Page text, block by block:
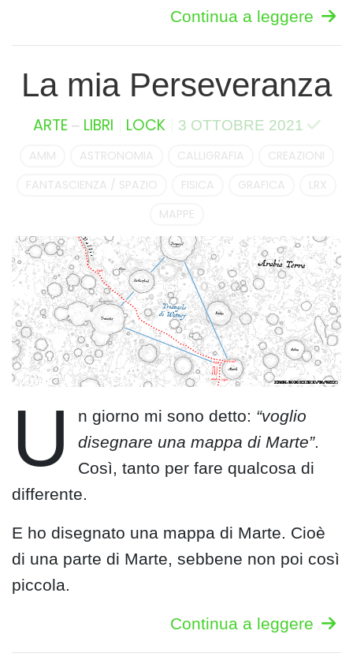
Continua a leggere
La mia Perseveranza
ARTE– LIBRI LOCK 3 OTTOBRE 2021
AMM ASTRONOMIA CALLIGRAFIA
CREAZIONI
FANTASCIENZA / SPAZIO
FISICA GRAFICA
LRX
MAPPE
U n giorno mi sono detto: “voglio
disegnare una mappa di Marte”.
Così, tanto per fare qualcosa di
differente.
E ho disegnato una mappa di Marte. Cioè
di una parte di Marte, sebbene non poi così
piccola.
Continua a leggere